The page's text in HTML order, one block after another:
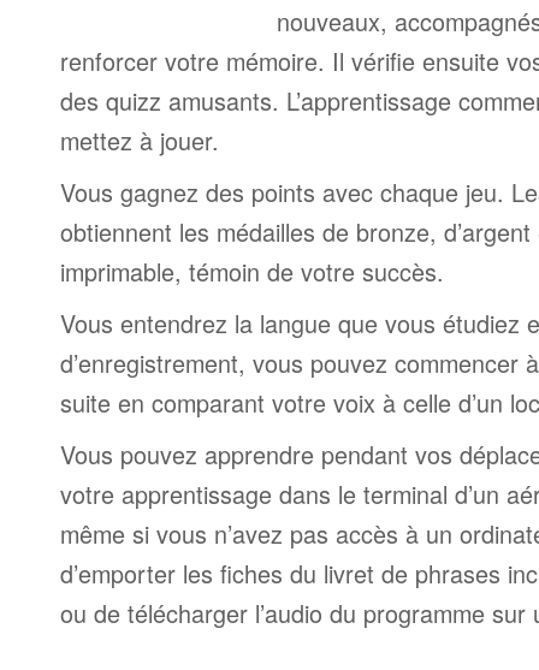
nouveaux,
renforcer votre mémoire. Il vérifie ensuite
des quizz amusants. L’apprentissage
mettez à jouer.
Vous gagnez des points avec chaque jeu.
obtiennent les médailles de bronze,
imprimable, témoin de votre succès.
Vous entendrez la langue que vous étudiez
d’enregistrement, vous pouvez commencer
suite en comparant votre voix à celle d’un
Vous pouvez apprendre pendant vos
votre apprentissage dans le terminal d’un
même si vous n’avez pas accès à un
d’emporter les fiches du livret de phrases
ou de télécharger l’audio du programme sur